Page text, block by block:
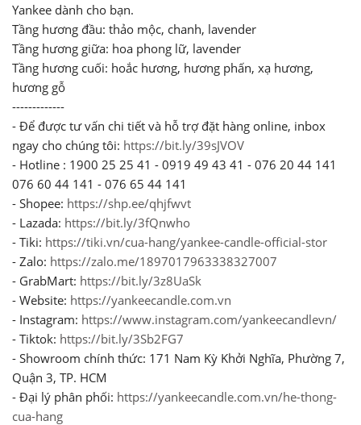
Yankee dành cho bạn.
Tầng hương đầu: thảo mộc, chanh, lavender
Tầng hương giữa: hoa phong lữ, lavender
Tầng hương cuối: hoắc hương, hương phấn, xạ hương,
hương gỗ
-------------
- Để được tư vấn chi tiết và hỗ trợ đặt hàng online, inbox
ngay cho chúng tôi: https://bit.ly/39sJVOV
- Hotline : 1900 25 25 41 - 0919 49 43 41 - 076 20 44 141
076 60 44 141 - 076 65 44 141
- Shopee: https://shp.ee/qhjfwvt
- Lazada: https://bit.ly/3fQnwho
- Tiki: https://tiki.vn/cua-hang/yankee-candle-official-stor
- Zalo: https://zalo.me/1897017963338327007
- GrabMart: https://bit.ly/3z8UaSk
- Website: https://yankeecandle.com.vn
- Instagram: https://www.instagram.com/yankeecandlevn/
- Tiktok: https://bit.ly/3Sb2FG7
- Showroom chính thức: 171 Nam Kỳ Khởi Nghĩa, Phường 7,
Quận 3, TP. HCM
- Đại lý phân phối: https://yankeecandle.com.vn/he-thong-
cua-hang